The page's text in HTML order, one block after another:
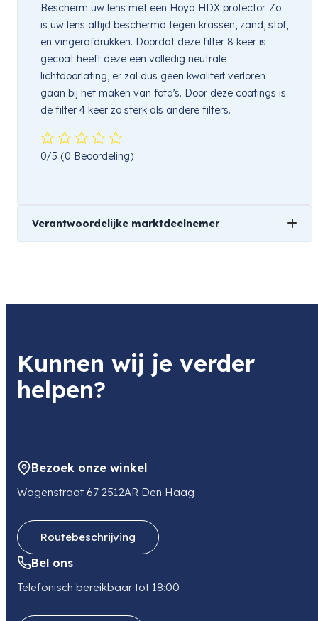
Bescherm uw lens met een Hoya HDX protector. Zo
is uw lens altijd beschermd tegen krassen, zand, stof,
en vingerafdrukken. Doordat deze filter 8 keer is
gecoat heeft deze een volledig neutrale
lichtdoorlating, er zal dus geen kwaliteit verloren
gaan bij het maken van foto’s. Door deze coatings is
de filter 4 keer zo sterk als andere filters.
0/5 (0 Beoordeling)
Verantwoordelijke marktdeelnemer
Product
HO-PHX62
Item code leverancier
HO-PHX62
Adres
E-mail
sales@tse-imaging.nl
Kunnen wij je verder
helpen?
Bezoek onze winkel
Wagenstraat 67 2512AR Den Haag
Routebeschrijving
Bel ons
Telefonisch bereikbaar tot 18:00